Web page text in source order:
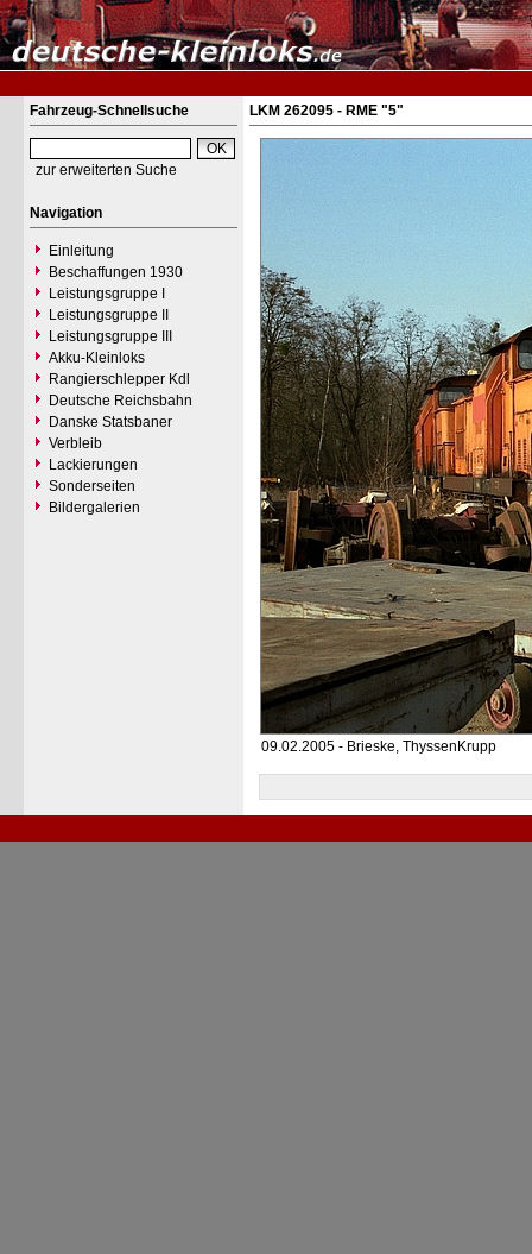
Fahrzeug-Schnellsuche
zur erweiterten Suche
Navigation
Einleitung
Beschaffungen 1930
Leistungsgruppe I
Leistungsgruppe II
Leistungsgruppe III
Akku-Kleinloks
Rangierschlepper Kdl
Deutsche Reichsbahn
Danske Statsbaner
Verbleib
Lackierungen
Sonderseiten
Bildergalerien
LKM 262095 - RME "5"
09.02.2005 - Brieske, ThyssenKrupp